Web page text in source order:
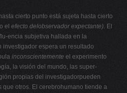
cierto punto está sujeta hasta cierto
el efecto delobservador expectante). El
encia subjetiva hallada en la
espera un resultado
inconscientemente el experimento
la visión del mundo, las super-
propias del investigadorpueden
que otros. El cerebrohumano tiende a